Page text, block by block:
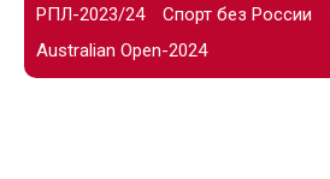
РПЛ-2023/24
Спорт без России
Australian Open-2024